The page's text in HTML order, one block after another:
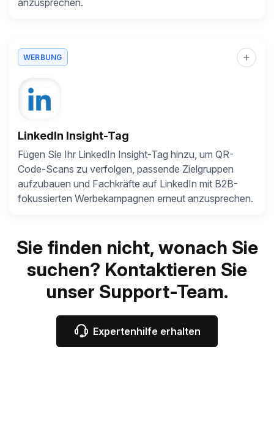
WERBUNG
LinkedIn Insight-Tag
Fügen Sie Ihr LinkedIn Insight-Tag hinzu, um QR-
Code-Scans zu verfolgen, passende Zielgruppen
aufzubauen und Fachkräfte auf LinkedIn mit B2B-
fokussierten Werbekampagnen erneut anzusprechen.
Sie finden nicht, wonach Sie
suchen? Kontaktieren Sie
unser Support-Team.
Expertenhilfe erhalten